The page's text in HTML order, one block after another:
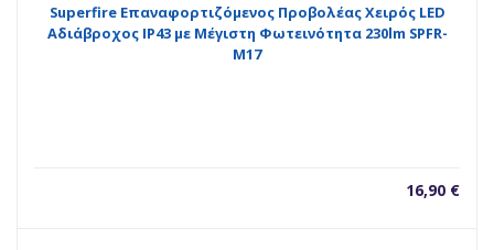
Superfire Επαναφορτιζόμενος Προβολέας Χειρός LED
Αδιάβροχος IP43 με Μέγιστη Φωτεινότητα 230lm SPFR-
M17
16,90 €